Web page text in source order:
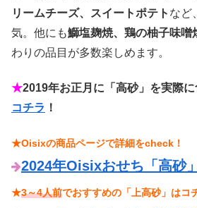
リームチーズ、スイートポテト など
気。他にも鰤塩麹焼、鶏の柚子味噌
わりの品目が多数楽しめます。
★2019年お正月に「高砂」を実際
コチラ ！
★Oisixの商品ページで詳細をcheck！
2024年Oisixおせち「高砂
★3～4人前でおすすめの「上高砂」はコ